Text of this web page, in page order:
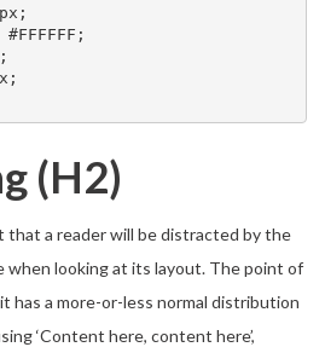
(H2)
that a reader will be distracted by the
when looking at its layout. The point of
has a more-or-less normal distribution
‘Content here, content here’,